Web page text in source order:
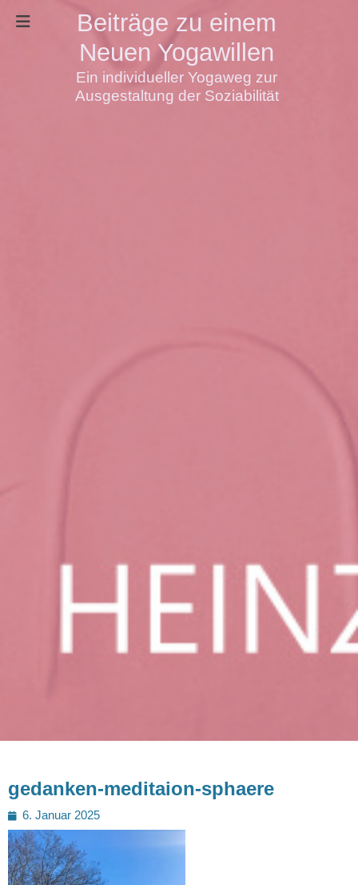
Beiträge zu einem
Neuen Yogawillen
Ein individueller Yogaweg zur
Ausgestaltung der Soziabilität
gedanken-meditaion-sphaere
Posted
on
6. Januar 2025